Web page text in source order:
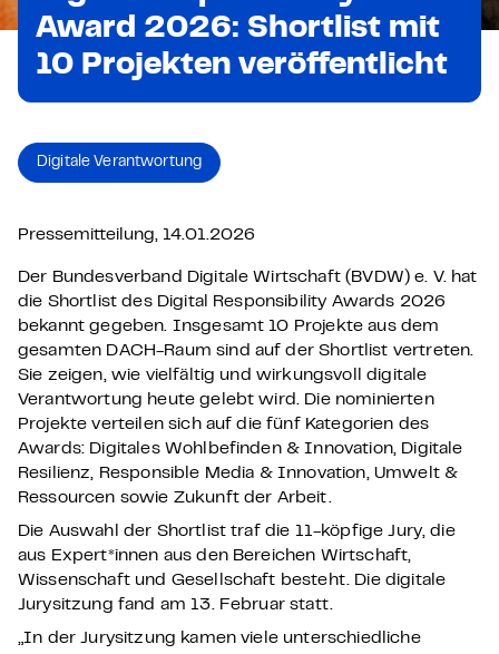
Award 2026: Shortlist mit
10 Projekten veröffentlicht
Digitale Verantwortung
Pressemitteilung, 14.01.2026
Der Bundesverband Digitale Wirtschaft (BVDW) e. V. hat
die Shortlist des Digital Responsibility Awards 2026
bekannt gegeben. Insgesamt 10 Projekte aus dem
gesamten DACH-Raumsind auf der Shortlist vertreten.
Sie zeigen, wie vielfältig und wirkungsvoll digitale
Verantwortung heute gelebt wird. Die nominierten
Projekte verteilen sich auf die fünf Kategorien des
Awards: Digitales Wohlbefinden & Innovation, Digitale
Resilienz, Responsible Media & Innovation, Umwelt &
Ressourcen sowie Zukunft der Arbeit.
Die Auswahl der Shortlist traf die 11-köpfige Jury, die
aus Expert*innen aus den Bereichen Wirtschaft,
Wissenschaft und Gesellschaft besteht. Die digitale
Jurysitzung fand am 13. Februar statt.
„In der Jurysitzung kamen viele unterschiedliche